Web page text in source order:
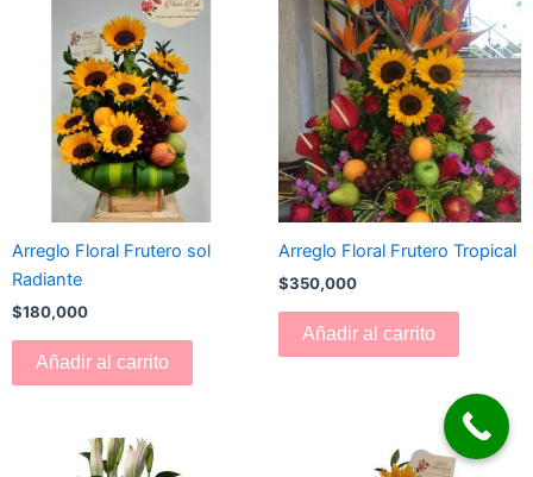
Arreglo Floral Frutero sol
Radiante
$180,000
Añadir al carrito
Arreglo Floral Frutero Tropical
$350,000
Añadir al carrito